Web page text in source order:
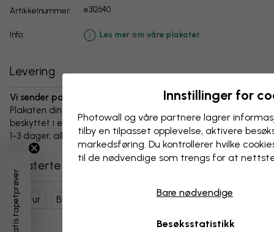
Artikkelnummer: e312640
info: Les mer om våre plakater
Levering
Vi sender pakken innen 1-3 dager:
Plakaten din og alt tilbehør er nøye pakket og levert
beskyttet i en slitesterk bølgepappboks. Pakken sendes innen
1-3 dager, alltid med fri frakt.
Relaterte kategorier
Natur Blomster Liljer
3 gratis tapetprøver
Innstillinger for
Photowall og våre partnere lagrer
tilby en tilpasset opplevelse, aktivere
markedsføring. Du kontrollerer hvilke
til de nødvendige som trengs for at
Bare nødvendige
Besøksstatistikk